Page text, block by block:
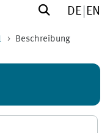
DE EN
Beschreibung